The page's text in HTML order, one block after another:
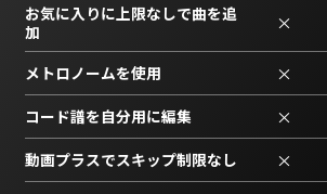
お気に入りに上限なしで曲を追
加
×
メトロノームを使用 ×
コード譜を自分用に編集 ×
動画プラスでスキップ制限なし ×